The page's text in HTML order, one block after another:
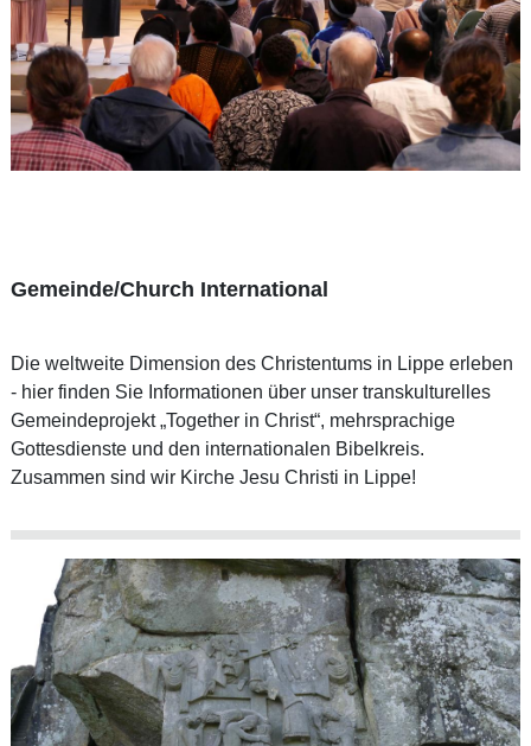
Gemeinde/Church International
Die weltweite Dimension des Christentums in Lippe erleben
- hier finden Sie Informationen über unser transkulturelles
Gemeindeprojekt „Together in Christ“, mehrsprachige
Gottesdienste und den internationalen Bibelkreis.
Zusammen sind wir Kirche Jesu Christi in Lippe!